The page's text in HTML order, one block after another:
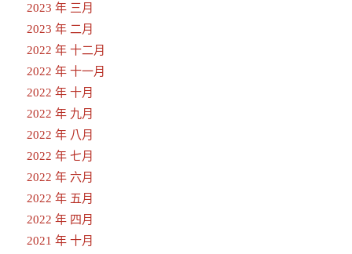
2023 年 三月
2023 年 二月
2022 年 十二月
2022 年 十一月
2022 年 十月
2022 年 九月
2022 年 八月
2022 年 七月
2022 年 六月
2022 年 五月
2022 年 四月
2021 年 十月